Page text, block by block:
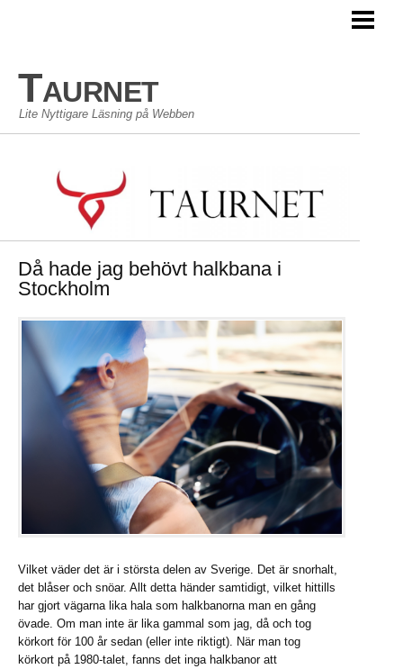
Taurnet
Lite Nyttigare Läsning på Webben
Då hade jag behövt halkbana i
Stockholm
Vilket väder det är i största delen av Sverige. Det är snorhalt,
det blåser och snöar. Allt detta händer samtidigt, vilket hittills
har gjort vägarna lika hala som halkbanorna man en gång
övade. Om man inte är lika gammal som jag, då och tog
körkort för 100 år sedan (eller inte riktigt). När man tog
körkort på 1980-talet, fanns det inga halkbanor att